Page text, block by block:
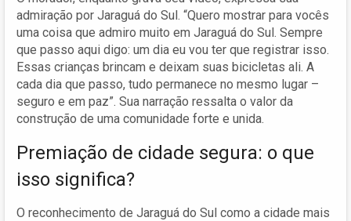
admiração por Jaraguá do Sul. “Quero mostrar para vocês
uma coisa que admiro muito em Jaraguá do Sul. Sempre
que passo aqui digo: um dia eu vou ter que registrar isso.
Essas crianças brincam e deixam suas bicicletas ali. A
cada dia que passo, tudo permanece no mesmo lugar –
seguro e em paz”. Sua narração ressalta o valor da
construção de uma comunidade forte e unida.
Premiação de cidade segura: o que
isso significa?
O reconhecimento de Jaraguá do Sul como a cidade mais